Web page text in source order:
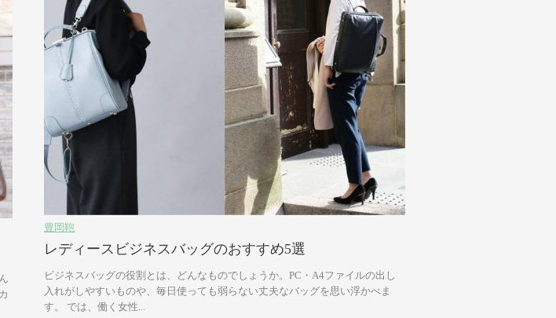
豊岡鞄
レディースビジネスバッグのおすすめ5選
ビジネスバッグの役割とは、どんなものでしょうか。PC・A4ファイルの出し
入れがしやすいものや、毎日使っても弱らない丈夫なバッグを思い浮かべま
す。 では、働く女性...